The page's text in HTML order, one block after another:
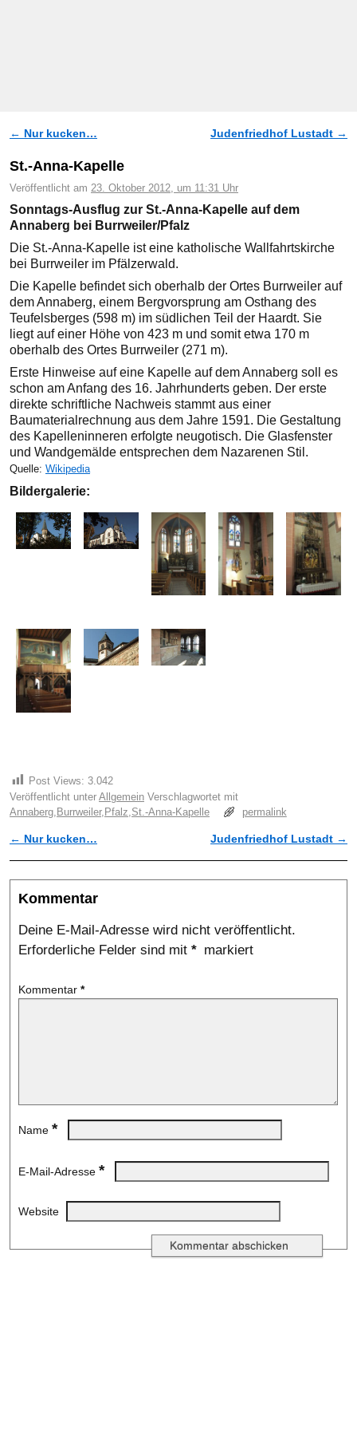
Artikelnavigation
← Nur kucken… Judenfriedhof Lustadt →
St.-Anna-Kapelle
Veröffentlicht am 23. Oktober 2012, um 11:31 Uhr
Sonntags-Ausflug zur St.-Anna-Kapelle auf dem
Annaberg bei Burrweiler/Pfalz
Die St.-Anna-Kapelle ist eine katholische Wallfahrtskirche
bei Burrweiler im Pfälzerwald.
Die Kapelle befindet sich oberhalb der Ortes Burrweiler auf
dem Annaberg, einem Bergvorsprung am Osthang des
Teufelsberges (598 m) im südlichen Teil der Haardt. Sie
liegt auf einer Höhe von 423 m und somit etwa 170 m
oberhalb des Ortes Burrweiler (271 m).
Erste Hinweise auf eine Kapelle auf dem Annaberg soll es
schon am Anfang des 16. Jahrhunderts geben. Der erste
direkte schriftliche Nachweis stammt aus einer
Baumaterialrechnung aus dem Jahre 1591. Die Gestaltung
des Kapelleninneren erfolgte neugotisch. Die Glasfenster
und Wandgemälde entsprechen dem Nazarenen Stil.
Quelle: Wikipedia
Bildergalerie:
Post Views: 3.042
Veröffentlicht unter Allgemein Verschlagwortet mit
Annaberg, Burrweiler, Pfalz,St.-Anna-Kapelle permalink
Artikelnavigation
← Nur kucken… Judenfriedhof Lustadt →
Kommentar
Deine E-Mail-Adresse wird nicht veröffentlicht.
Erforderliche Felder sind mit * markiert
Kommentar *
Name *
E-Mail-Adresse *
Website